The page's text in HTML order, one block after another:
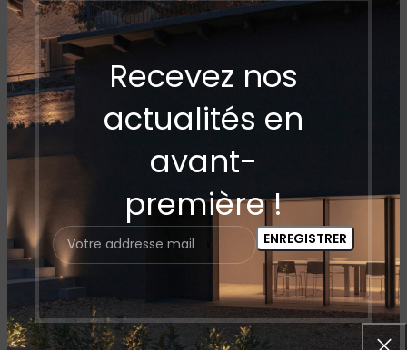
Recevez nos
actualités en
avant-
première !
Puissance : 7 Watt
finition : Noir
Dimension : L’hauteur est de 21 cm
Matériau du diffuseur : Polycarbonate.
Intensité : Réglable
Durée de la batterie : 100% d’intensité = 6H, 50%
d’intensité = 12H